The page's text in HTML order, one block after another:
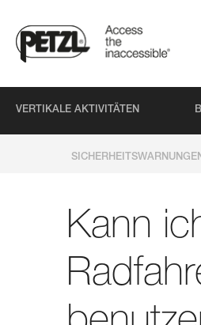
VERTIKALE AKTIVITÄTEN
Kann